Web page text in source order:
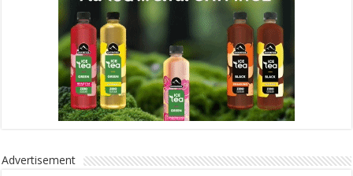
Advertisement